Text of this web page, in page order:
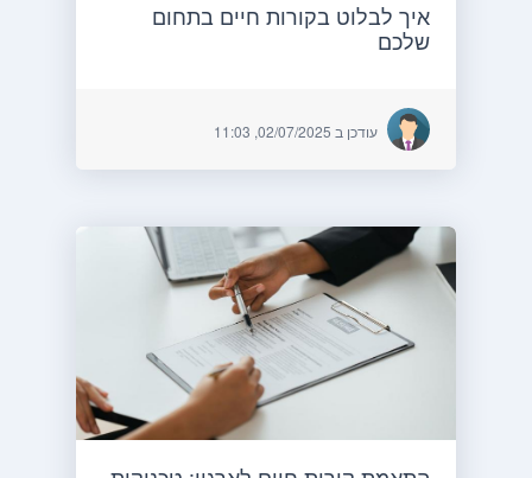
איך לבלוט בקורות חיים בתחום
שלכם
עודכן ב 02/07/2025, 11:03